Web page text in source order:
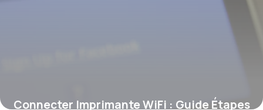
Connecter Imprimante WiFi : Guide Étapes